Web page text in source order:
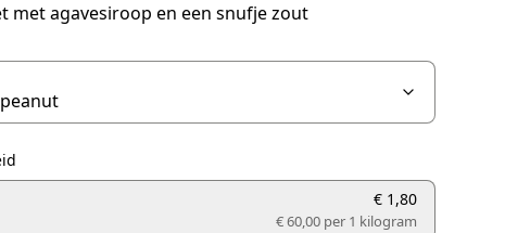
met agavesiroop en een snufje zout
€ 1,80
€ 60,00 per1 kilogram